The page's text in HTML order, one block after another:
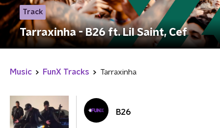
Track
Tarraxinha - B26 ft. Lil Saint, Cef
Music FunX Tracks Tarraxinha
B26